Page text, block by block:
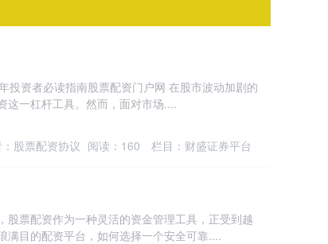
投资者必读指南股票配资门户网 在股市波动加剧的
这一杠杆工具。然而，面对市场....
股票配资协议 阅读： 160 栏目： 财盛证券平台
票配资作为一种灵活的资金管理工具，正受到越
满目的配资平台，如何选择一个安全可靠....